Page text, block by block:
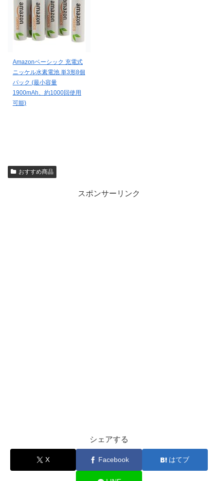
Amazonベーシック 充電式
ニッケル水素電池 単3形8個
パック (最小容量
1900mAh、約1000回使用
可能)
おすすめ商品
スポンサーリンク
シェアする
X Facebook はてブ